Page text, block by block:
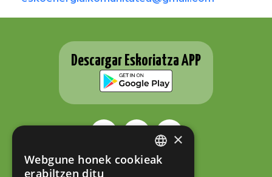
Descargar Eskoriatza APP
ESKORIATZAKO UDALA
BASQUE
×
Webgune honek cookieak
erabiltzen ditu